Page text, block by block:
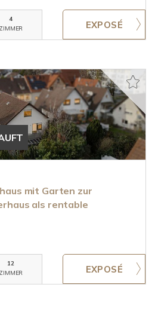
4
ZIMMER
mit Garten zur
als rentable
12
ZIMMER